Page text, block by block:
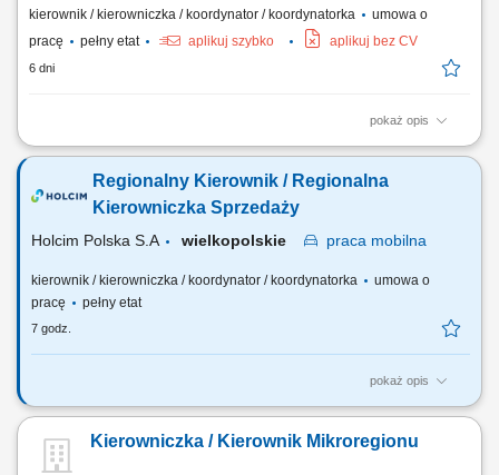
kierownik / kierowniczka / koordynator / koordynatorka
umowa o
pracę
pełny etat aplikuj szybko aplikuj bez CV
6 dni
pokaż opis
Twoje zadania: aktywne pozyskiwanie nowych dealerów i rozwój sieci
rozwijanie długoterminowych relacji z obecnymi partnerami
handlowymi, realizacja założonych celów sprzedażowych i
Regionalny Kierownik / Regionalna
Kierowniczka Sprzedaży
Holcim Polska S.A wielkopolskie praca mobilna
kierownik / kierowniczka / koordynator / koordynatorka
umowa o
pracę
pełny etat
7 godz.
pokaż opis
Zakres obowiązków: Realizacja założonych budżetów sprzedaży na
zachodniopomorskie.​ Budowanie strategii sprzedaży w regionie:
tworzenie i wdrażanie indywidualnych planów rozwoju dla kluczowych
Kierowniczka / Kierownik Mikroregionu